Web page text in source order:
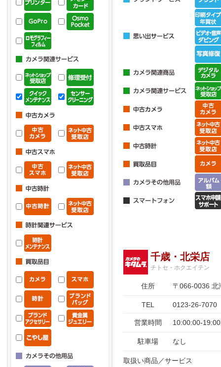
千歳・北栄店
チトセ・ホクエイテン
住所 〒066-0036 北
TEL 0123-26-7070
営業時間 10:00:00-
駐車場 なし
取扱い商品／サービス